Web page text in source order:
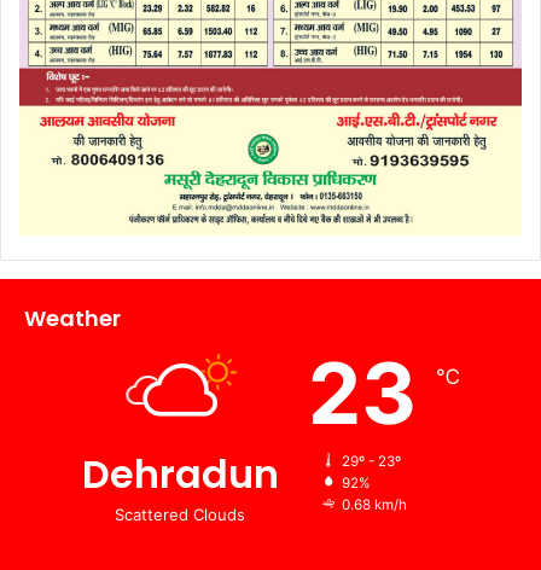
Weather
Dehradun
Scattered Clouds
23 ℃
29º - 23º
92%
0.68 km/h